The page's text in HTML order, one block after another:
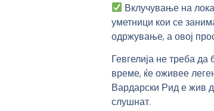
Вклучување на
уметници кои се
одржување, а овој
Гевгелија не треба да
време, ќе оживее
Вардарски Рид е жив
слушнат.